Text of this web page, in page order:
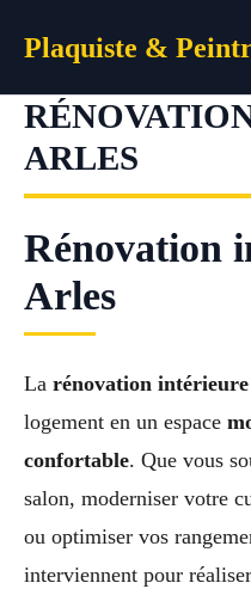
Plaquiste &
ARLES
Rénovation
Arles
La rénovation
logement en un espace
confortable. Que vous
salon, moderniser votre
ou optimiser vos
interviennent pour